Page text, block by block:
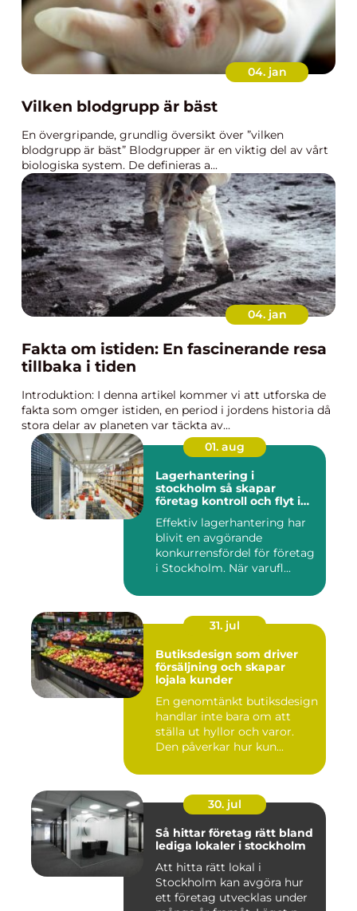
04. jan
Vilken blodgrupp är bäst
En övergripande, grundlig översikt över ”vilken
blodgrupp är bäst” Blodgrupper är en viktig del av vårt
biologiska system. De definieras a...
04. jan
Fakta om istiden: En fascinerande resa
tillbaka i tiden
Introduktion: I denna artikel kommer vi att utforska de
fakta som omger istiden, en period i jordens historia då
stora delar av planeten var täckta av...
01. aug
Lagerhantering i
stockholm så skapar
företag kontroll och flyt i
Effektiv lagerhantering har
blivit en avgörande
konkurrensfördel för företag
i Stockholm. När varufl...
31. jul
Butiksdesign som driver
försäljning och skapar
lojala kunder
En genomtänkt butiksdesign
handlar inte bara om att
ställa ut hyllor och varor.
Den påverkar hur kun...
30. jul
Så hittar företag rätt bland
lediga lokaler i stockholm
Att hitta rätt lokal i
Stockholm kan avgöra hur
ett företag utvecklas under